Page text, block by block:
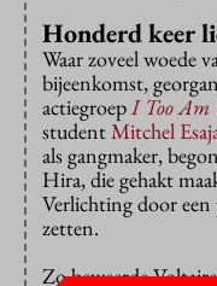
Honderd keer
Waar zoveel woede
bijeenkomst,
actiegroepI Too Am
studentMitchel
als gangmaker,
Hira, die gehakt
Verlichting door een
zetten.
Zo beweerde